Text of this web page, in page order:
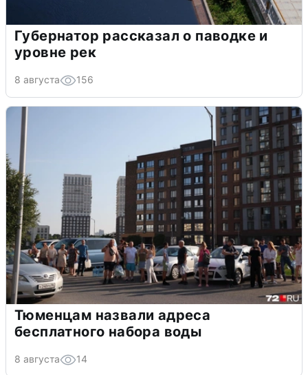
Губернатор рассказал о паводке и
уровне рек
8 августа 156
Тюменцам назвали адреса
бесплатного набора воды
8 августа 14